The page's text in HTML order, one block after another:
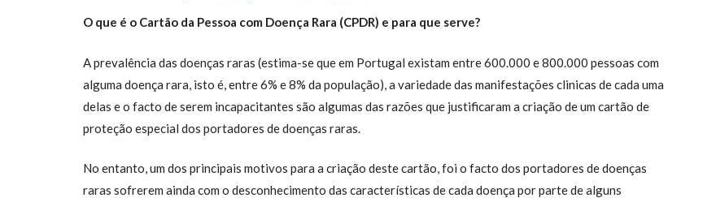
O que é o Cartão da Pessoa com Doença Rara (CPDR) e para que serve?
A prevalência das doenças raras (estima-se que em Portugal existam entre 600.000 e 800.000 pessoas com
alguma doença rara, isto é, entre 6% e 8% da população), a variedade das manifestações clinicas de cada uma
delas e o facto de serem incapacitantes são algumas das razões que justificaram a criação de um cartão de
proteção especial dos portadores de doenças raras.
No entanto, um dos principais motivos para a criação deste cartão, foi o facto dos portadores de doenças
raras sofrerem ainda com o desconhecimento das características de cada doença por parte de alguns